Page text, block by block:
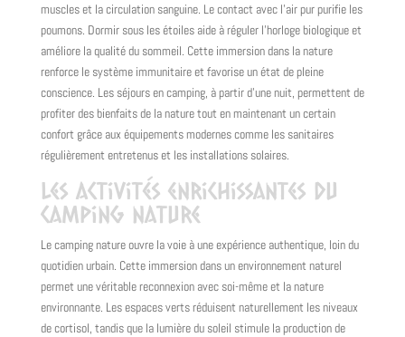
muscles et la circulation sanguine. Le contact avec l’air pur purifie les
poumons. Dormir sous les étoiles aide à réguler l’horloge biologique et
améliore la qualité du sommeil. Cette immersion dans la nature
renforce le système immunitaire et favorise un état de pleine
conscience. Les séjours en camping, à partir d’une nuit, permettent de
profiter des bienfaits de la nature tout en maintenant un certain
confort grâce aux équipements modernes comme les sanitaires
régulièrement entretenus et les installations solaires.
Les activités enrichissantes du
camping nature
Le camping nature ouvre la voie à une expérience authentique, loin du
quotidien urbain. Cette immersion dans un environnement naturel
permet une véritable reconnexion avec soi-même et la nature
environnante. Les espaces verts réduisent naturellement les niveaux
de cortisol, tandis que la lumière du soleil stimule la production de